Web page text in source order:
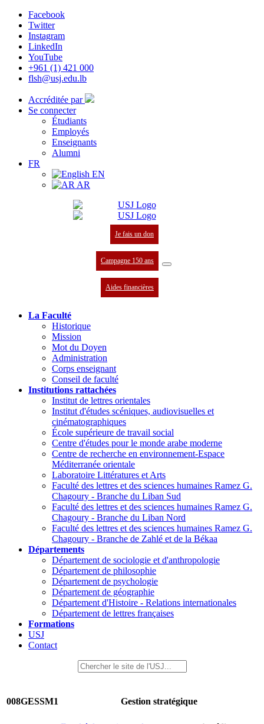
Facebook
Twitter
Instagram
LinkedIn
YouTube
+961 (1) 421 000
flsh@usj.edu.lb
Accréditée par
Se connecter
Étudiants
Employés
Enseignants
Alumni
FR
EN
AR
Je fais un don
Campagne 150 ans
Aides financières
La Faculté
Historique
Mission
Mot du Doyen
Administration
Corps enseignant
Conseil de faculté
Institutions rattachées
Institut de lettres orientales
Institut d'études scéniques, audiovisuelles et
cinématographiques
École supérieure de travail social
Centre d'études pour le monde arabe moderne
Centre de recherche en environnement-Espace
Méditerranée orientale
Laboratoire Littératures et Arts
Faculté des lettres et des sciences humaines Ramez G.
Chagoury - Branche du Liban Sud
Faculté des lettres et des sciences humaines Ramez G.
Chagoury - Branche du Liban Nord
Faculté des lettres et des sciences humaines Ramez G.
Chagoury - Branche de Zahlé et de la Békaa
Départements
Département de sociologie et d'anthropologie
Département de philosophie
Département de psychologie
Département de géographie
Département d'Histoire - Relations internationales
Département de lettres françaises
Formations
USJ
Contact
008GESSM1 Gestion stratégique